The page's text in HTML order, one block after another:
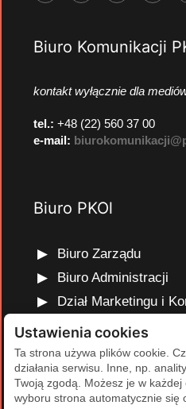
Biuro Komunikacji
kontakt wyłącznie dla
tel.: +48 (22) 560 37 00
e-mail:
Biuro PKOl
Biuro Zarządu
Biuro Administracji
Dział Marketingu i
Dział Edukacji
Dział Finansów i
Dział Projektów
Dział Programów
Ustawienia cookies
Ta strona używa plików cookie.
działania serwisu. Inne, np.
Twoją zgodą. Możesz je w każdej
wyboru strona automatycznie się